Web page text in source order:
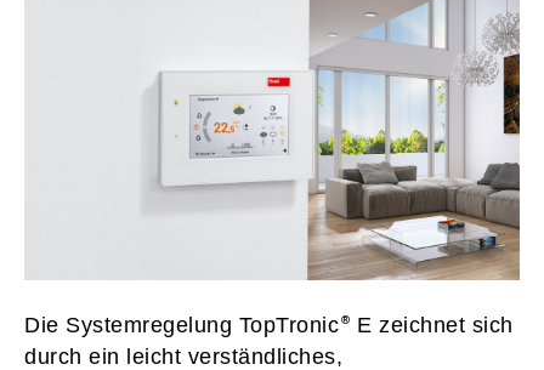
Die Systemregelung TopTronic
E zeichnet sich
durch ein leicht verständliches,